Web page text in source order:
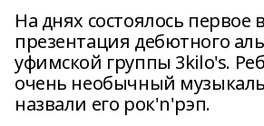
На днях состоялось первое
презентация дебютного
уфимской группы 3kilo's.
очень необычный
назвали его рок'n'рэп.